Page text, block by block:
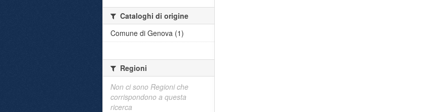
Cataloghi di origine
Comune di Genova (1)
Regioni
Non ci sono Regioni che
corrispondono a questa
ricerca